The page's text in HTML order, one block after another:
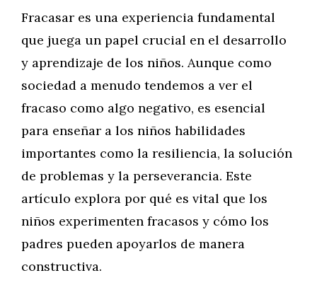
Fracasar es una experiencia fundamental
que juega un papel crucial en el desarrollo
y aprendizaje de los niños. Aunque como
sociedad a menudo tendemos a ver el
fracaso como algo negativo, es esencial
para enseñar a los niños habilidades
importantes como la resiliencia, la solución
de problemas y la perseverancia. Este
artículo explora por qué es vital que los
niños experimenten fracasos y cómo los
padres pueden apoyarlos de manera
constructiva.